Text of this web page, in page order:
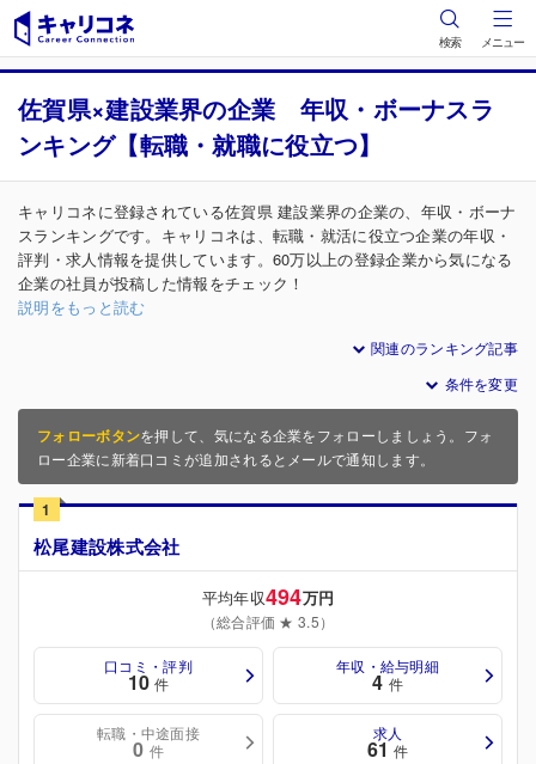
検索 メニュー
佐賀県×建設業界の企業 年収・ボーナスラ
ンキング【転職・就職に役立つ】
キャリコネに登録されている佐賀県 建設業界の企業の、年収・ボーナ
スランキングです。キャリコネは、転職・就活に役立つ企業の年収・
評判・求人情報を提供しています。60万以上の登録企業から気になる
企業の社員が投稿した情報をチェック！
説明をもっと読む
関連のランキング記事
条件を変更
フォローボタンを押して、気になる企業をフォローしましょう。フォ
ロー企業に新着口コミが追加されるとメールで通知します。
1
松尾建設株式会社
平均年収494万円
（総合評価 ★ 3.5）
口コミ・評判
10 件
年収・給与明細
4 件
転職・中途面接
0 件
求人
61 件